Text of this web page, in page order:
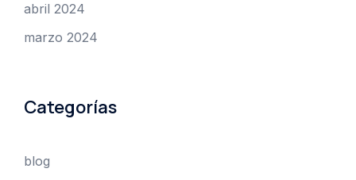
abril 2024
marzo 2024
Categorías
blog